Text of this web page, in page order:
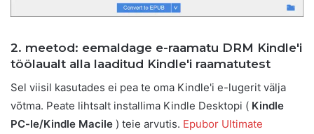
2. meetod: eemaldage e-raamatu DRM Kindle'i
töölaualt alla laaditud Kindle'i raamatutest
Sel viisil kasutades ei pea te oma Kindle'i e-lugerit välja
võtma. Peate lihtsalt installima Kindle Desktopi ( Kindle
PC-le/Kindle Macile ) teie arvutis. Epubor Ultimate